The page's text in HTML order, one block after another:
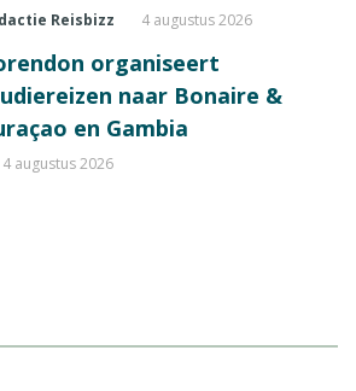
Reisbizz 4 augustus 2026
organiseert
naar Bonaire &
en Gambia
4 augustus 2026